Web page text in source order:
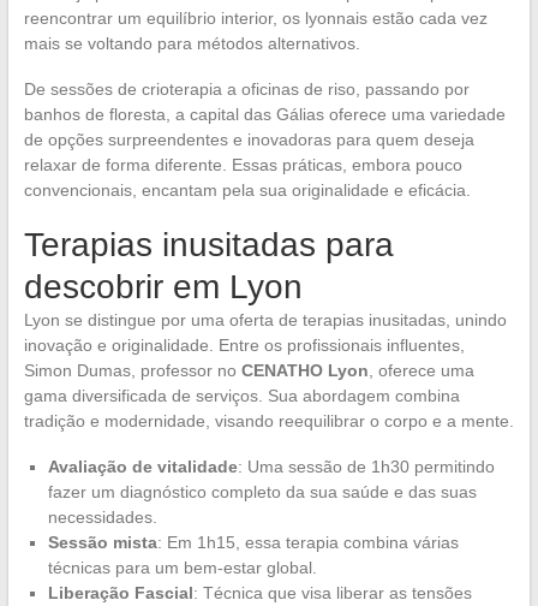
reencontrar um equilíbrio interior, os lyonnais estão cada vez
mais se voltando para métodos alternativos.
De sessões de crioterapia a oficinas de riso, passando por
banhos de floresta, a capital das Gálias oferece uma variedade
de opções surpreendentes e inovadoras para quem deseja
relaxar de forma diferente. Essas práticas, embora pouco
convencionais, encantam pela sua originalidade e eficácia.
Terapias inusitadas para
descobrir em Lyon
Lyon se distingue por uma oferta de terapias inusitadas, unindo
inovação e originalidade. Entre os profissionais influentes,
Simon Dumas, professor no CENATHO Lyon , oferece uma
gama diversificada de serviços. Sua abordagem combina
tradição e modernidade, visando reequilibrar o corpo e a mente.
Avaliação de vitalidade: Uma sessão de 1h30 permitindo
fazer um diagnóstico completo da sua saúde e das suas
necessidades.
Sessão mista: Em 1h15, essa terapia combina várias
técnicas para um bem-estar global.
Liberação Fascial: Técnica que visa liberar as tensões